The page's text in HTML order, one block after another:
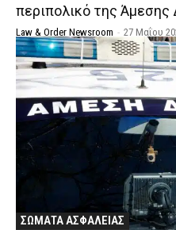
περιπολικό της Άμεσης
Law & Order Newsroom - 27 Μαΐου
ΣΩΜΑΤΑ ΑΣΦΑΛΕΙΑΣ